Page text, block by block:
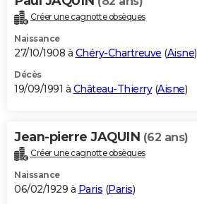
Créer une cagnotte obsèques
Naissance
27/10/1908 à Chéry-Chartreuve (Aisne)
Décès
19/09/1991 à Château-Thierry(Aisne)
Jean-pierre JAQUIN (62 ans)
Créer une cagnotte obsèques
Naissance
06/02/1929 à Paris (Paris)